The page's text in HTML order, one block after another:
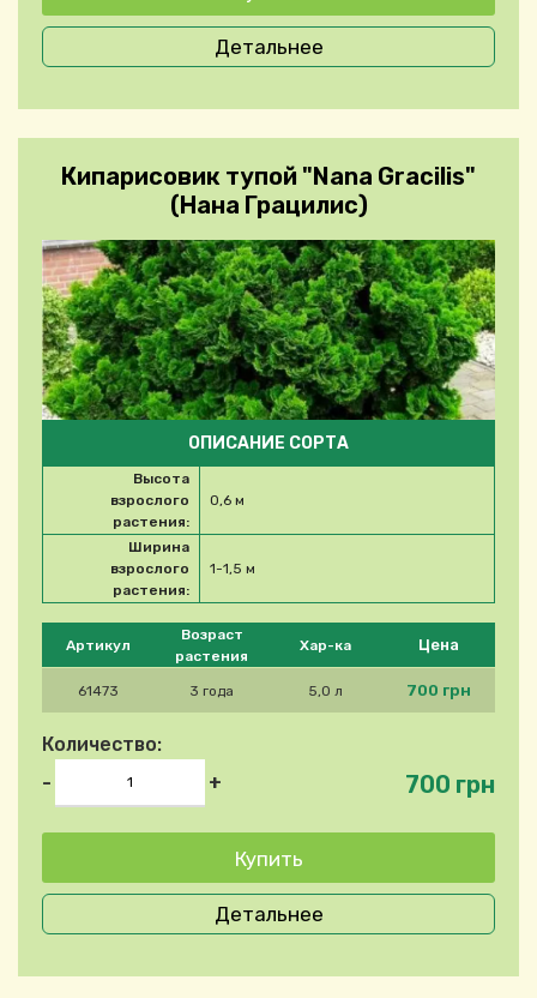
Детальнее
Кипарисовик тупой "Nana Gracilis"
(Нана Грацилис)
Please select product
Артикул
Возраст
растения
Хар-ка Цена
61473 3 года 5,0 л 700 грн
Количество:
-
+ 700 грн
ОПИСАНИЕ СОРТА
Высота
взрослого
растения:
0,6 м
Ширина
взрослого
растения:
1-1,5 м
Детальнее